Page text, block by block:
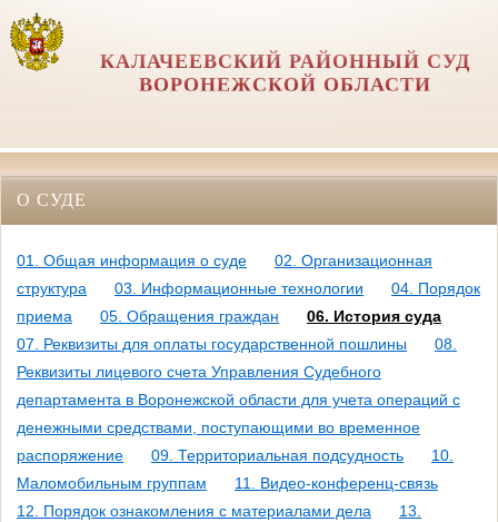
КАЛАЧЕЕВСКИЙ РАЙОННЫЙ СУД
ВОРОНЕЖСКОЙ ОБЛАСТИ
О СУДЕ
01. Общая информация о суде
02. Организационная
структура
03. Информационные технологии
04. Порядок
приема
05. Обращения граждан
06. История суда
07. Реквизиты для оплаты государственной пошлины
08.
Реквизиты лицевого счета Управления Судебного
департамента в Воронежской области для учета операций с
денежными средствами, поступающими во временное
распоряжение
09. Территориальная подсудность
10.
Маломобильным группам
11. Видео-конференц-связь
12. Порядок ознакомления с материалами дела
13.